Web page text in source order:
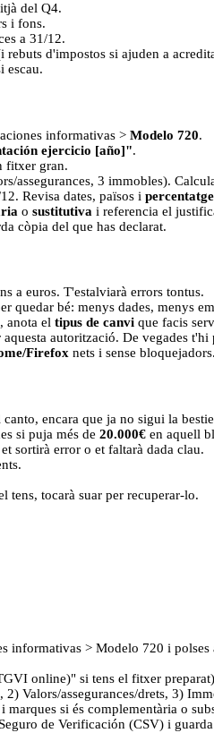
del Q4.
i fons.
a 31/12.
d'impostos si ajuden a
escau.
informativas > Modelo 720.
ejercicio [año]".
fitxer gran.
assegurances, 3 immobles).
Revisa dates, països i
o sustitutiva i referencia el
còpia del que has declarat.
a euros. T'estalviarà errors tontus.
quedar bé: menys dades, menys
anota el tipus de canvi que facis
autorització. De vegades t'hi
Firefox nets i sense bloquejadors.
encara que ja no sigui la
si puja més de 20.000€ en aquell
sortirà error o et faltarà dada clau.
tens, tocarà suar per recuperar-lo.
informativas > Modelo 720 i
online)" si tens el fitxer
Valors/assegurances/drets, 3)
si és complementària o
de Verificación (CSV) i